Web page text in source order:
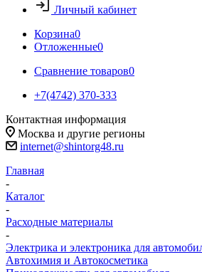
Личный кабинет
Корзина0
Отложенные0
Сравнение товаров0
+7(4742) 370-333
Контактная информация
Москва и другие регионы
internet@shintorg48.ru
Главная
-
Каталог
-
Расходные материалы
-
Электрика и электроника для
Автохимия и Автокосметика